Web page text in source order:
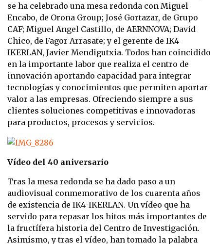
se ha celebrado una mesa redonda con Miguel
Encabo, de Orona Group; José Gortazar, de Grupo
CAF; Miguel Angel Castillo, de AERNNOVA; David
Chico, de Fagor Arrasate; y el gerente de IK4-
IKERLAN, Javier Mendigutxia. Todos han coincidido
en la importante labor que realiza el centro de
innovación aportando capacidad para integrar
tecnologías y conocimientos que permiten aportar
valor a las empresas. Ofreciendo siempre a sus
clientes soluciones competitivas e innovadoras
para productos, procesos y servicios.
Vídeo del 40 aniversario
Tras la mesa redonda se ha dado paso a un
audiovisual conmemorativo de los cuarenta años
de existencia de IK4-IKERLAN. Un vídeo que ha
servido para repasar los hitos más importantes de
la fructífera historia del Centro de Investigación.
Asimismo, y tras el vídeo, han tomado la palabra